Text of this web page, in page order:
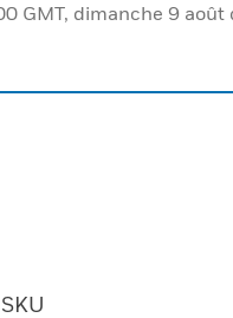
GMT, dimanche 9 août
SKU